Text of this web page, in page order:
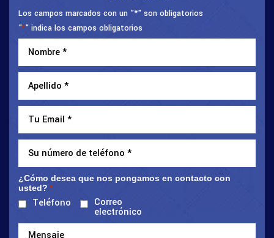
Los campos marcados con un "*" son obligatorios
"*" indica los campos obligatorios
¿Cómo desea que nos pongamos en contacto con
usted? *
Teléfono Correo
electrónico